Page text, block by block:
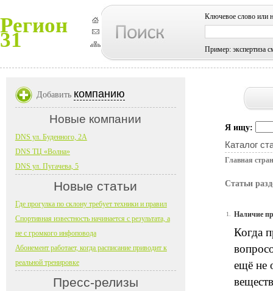
Регион
31
Ключевое слово или
Пример: экспертиза
Я ищу:
Каталог
Главная
Статьи
1. Наличие
Когда
ещё не
Добавить компанию
Новые компании
DNS ул. Буденного, 2А
DNS ТЦ «Волна»
DNS ул. Пугачева, 5
Новые статьи
Где прогулка по склону требует техники и правил
Спортивная известность начинается с результата, а
не с громкого инфоповода
Абонемент работает, когда расписание приводит к
реальной тренировке
Пресс-релизы